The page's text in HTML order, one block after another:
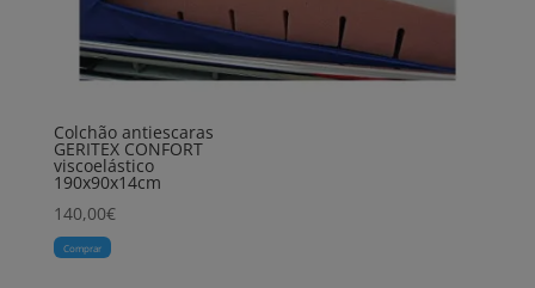
Colchão antiescaras
GERITEX CONFORT
viscoelástico
190x90x14cm
140,00€
Comprar